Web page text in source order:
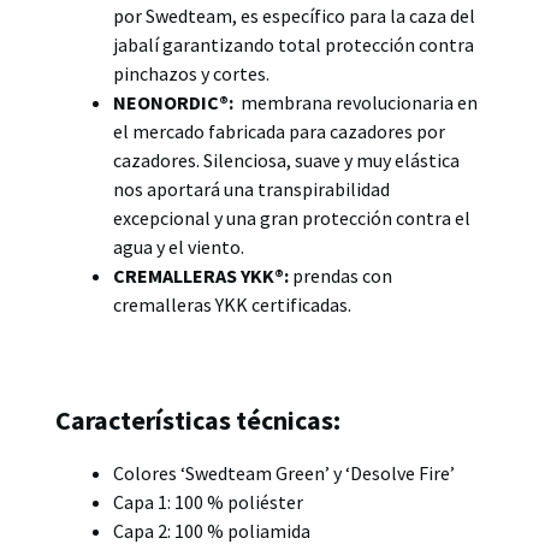
por Swedteam, es específico para la caza del
jabalí garantizando total protección contra
pinchazos y cortes.
NEONORDIC®: membrana revolucionaria en
el mercado fabricada para cazadores por
cazadores. Silenciosa, suave y muy elástica
nos aportará una transpirabilidad
excepcional y una gran protección contra el
agua y el viento.
CREMALLERAS YKK®: prendas con
cremalleras YKK certificadas.
Características técnicas:
Colores ‘Swedteam Green’ y ‘Desolve Fire’
Capa 1: 100 % poliéster
Capa 2: 100 % poliamida